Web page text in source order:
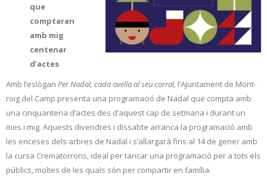
que
comptaran
amb mig
centenar
d’actes
Amb l’eslògan Per Nadal, cada ovella al seu corral, l’Ajuntament de Mont-
roig del Camp presenta una programació de Nadal que compta amb
una cinquantena d’actes des d’aquest cap de setmana i durant un
mes i mig. Aquests divendres i dissabte arranca la programació amb
les enceses dels arbres de Nadal i s’allargarà fins al 14 de gener amb
la cursa Crematorrons, ideal per tancar una programació per a tots els
públics, moltes de les quals són per compartir en família.